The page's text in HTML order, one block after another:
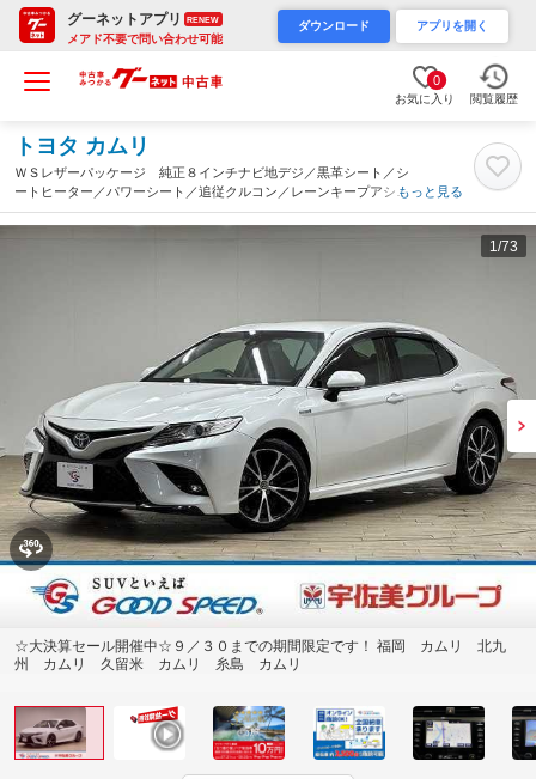
グーネットアプリ RENEW
メアド不要で問い合わせ可能
ダウンロード アプリを開く
0
お気に入り 閲覧履歴
トヨタ カムリ
ＷＳレザーパッケージ 純正８インチナビ地デジ／黒革シート／シ
ートヒーター／パワーシート／追従クルコン／レーンキープアシス
ト／電動パーキングブレーキ／ＥＴＣ／ＬＥＤヘッドライト／オー
トハイビーム／スマートキー（福岡県）
もっと見る
1 /73
☆大決算セール開催中☆９／３０までの期間限定です！ 福岡 カムリ 北九
州 カムリ 久留米 カムリ 糸島 カムリ